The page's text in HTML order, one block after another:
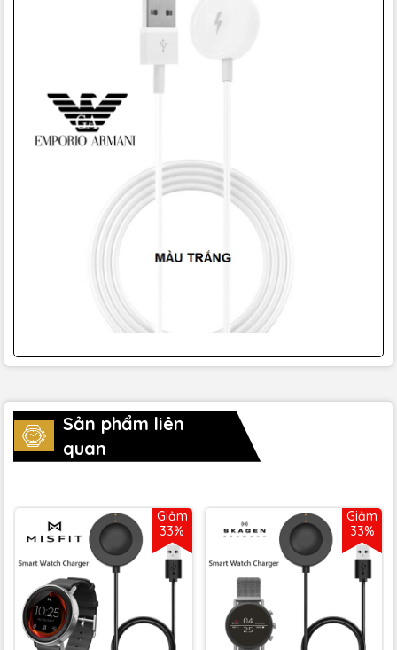
Sản phẩm liên
quan
Giảm
33%
Giảm
33%